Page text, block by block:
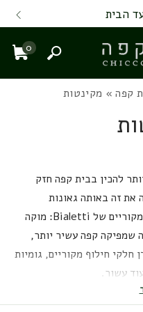
הבית
0
חיפוש
קפה» מקינטות
להכין בבית קפה חזק
זה באותה גאונות
איטלקית. אנחנו מוכרים את הדגמים המקוריים של Bialetti: מוקה
שמפיקה קפה עשיר יותר,
חלקי חילוף מקוריים, גומיות
עשור.
מקינטה